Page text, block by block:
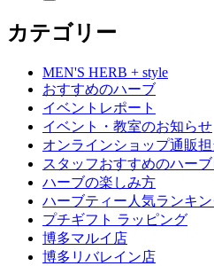
カテゴリー
MEN'S HERB + style
おすすめのハーブ
イベントレポート
イベント・教室のお知らせ
オンラインショップ通販担
スタッフおすすめのハー
ハーブの楽しみ方
ハーブティー人気ランキ
プチギフト ラッピング
博多マルイ店
博多リバレイン店